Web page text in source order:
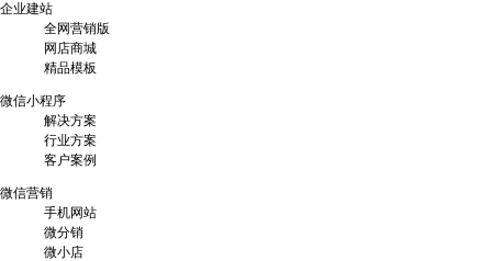
企业建站
全网营销版
网店商城
精品模板
微信小程序
解决方案
行业方案
客户案例
微信营销
手机网站
微分销
微小店